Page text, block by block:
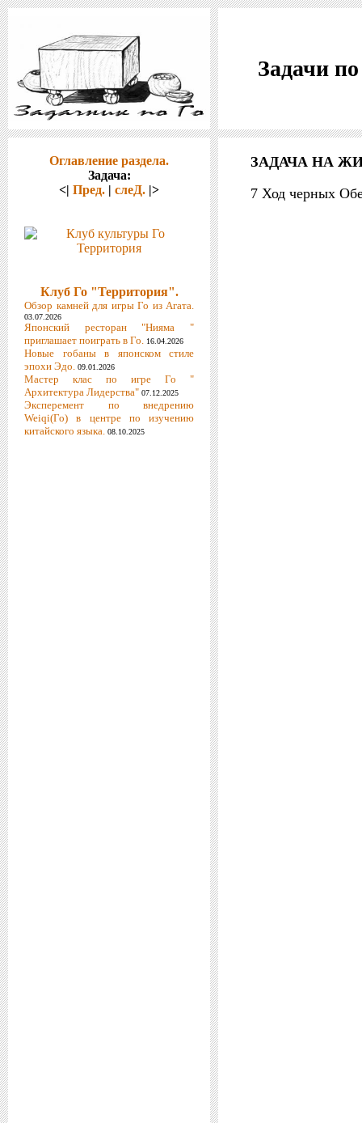
Задачи
Оглавление раздела.
Задача:
<| Пред. | слеД. |>
Клуб Го "Территория".
Обзор камней для игры Го из Агата.
03.07.2026
Японский ресторан "Нияма "
приглашает поиграть в Го. 16.04.2026
Новые гобаны в японском стиле
эпохи Эдо. 09.01.2026
Мастер клас по игре Го "
Архитектура Лидерства" 07.12.2025
Эксперемент по внедрению
Weiqi(Го) в центре по изучению
китайского языка. 08.10.2025
ЗАДАЧА НА
7 Ход черных